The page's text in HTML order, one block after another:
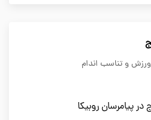
ورزش و تناسب اندام
پیامرسان روبیکا